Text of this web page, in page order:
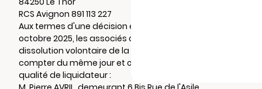
RCS Avignon 891 113 227
Aux termes d'une décision en date du 31
octobre 2025, les associés ont décidé la
dissolution volontaire de la société à
compter du même jour et ont nommé en
qualité de liquidateur :